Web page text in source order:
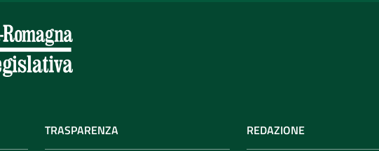
TRASPARENZA REDAZIONE